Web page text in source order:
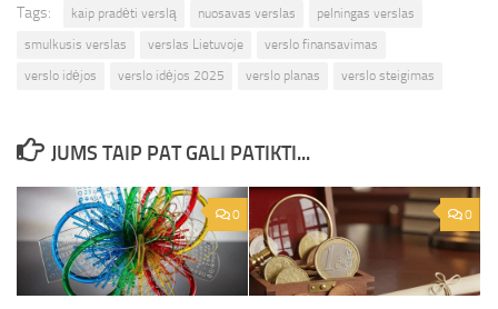
Tags: kaip pradėti verslą nuosavas verslas
pelningas verslas
smulkusis verslas
verslas Lietuvoje
verslo finansavimas
verslo idėjos
verslo idėjos 2025 verslo planas verslo steigimas
JUMS TAIP PAT GALI PATIKTI...
0 0